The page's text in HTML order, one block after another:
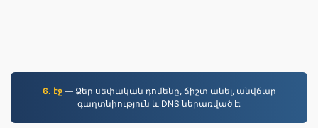
6. էջ— Ձեր սեփական դոմենը, ճիշտ անել, անվճար
գաղտնիություն և DNS ներառված է: